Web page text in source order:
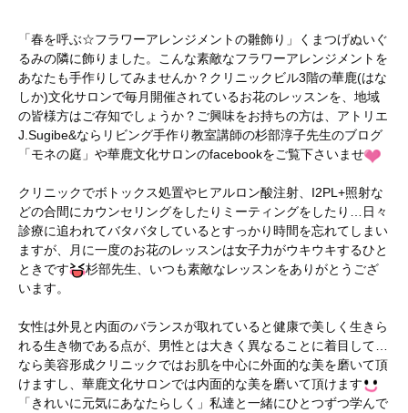
「春を呼ぶ☆フラワーアレンジメントの雛飾り」くまつげぬいぐ
るみの隣に飾りました。こんな素敵なフラワーアレンジメントを
あなたも手作りしてみませんか？クリニックビル3階の華鹿(はな
しか)文化サロンで毎月開催されているお花のレッスンを、地域
の皆様方はご存知でしょうか？ご興味をお持ちの方は、アトリエ
J.Sugibe&ならリビング手作り教室講師の杉部淳子先生のブログ
「モネの庭」や華鹿文化サロンのfacebookをご覧下さいませ
クリニックでボトックス処置やヒアルロン酸注射、I2PL+照射な
どの合間にカウンセリングをしたりミーティングをしたり…日々
診療に追われてバタバタしているとすっかり時間を忘れてしまい
ますが、月に一度のお花のレッスンは女子力がウキウキするひと
ときです
杉部先生、いつも素敵なレッスンをありがとうござ
います。
女性は外見と内面のバランスが取れていると健康で美しく生きら
れる生き物である点が、男性とは大きく異なることに着目して…
なら美容形成クリニックではお肌を中心に外面的な美を磨いて頂
けますし、華鹿文化サロンでは内面的な美を磨いて頂けます
「きれいに元気にあなたらしく」私達と一緒にひとつずつ学んで